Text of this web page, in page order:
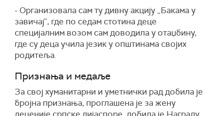
- Организовала сам ту дивну акцију „Бакама у
завичај”, где по седам стотина деце
специјалним возом сам доводила у отаџбину,
где су деца учила језик у општинама својих
родитеља.
Признања и медаље
За свој хуманитарни и уметнички рад добила је
бројна признања, проглашена је за жену